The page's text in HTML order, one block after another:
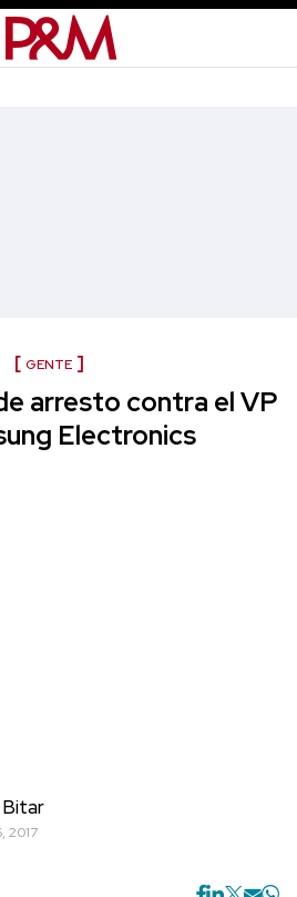
GENTE
arresto contra el VP
Electronics
2017